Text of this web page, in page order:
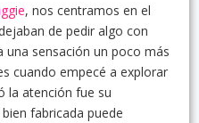
, nos centramos en el
de pedir algo con
sensación un poco más
cuando empecé a explorar
la atención fue su
fabricada puede